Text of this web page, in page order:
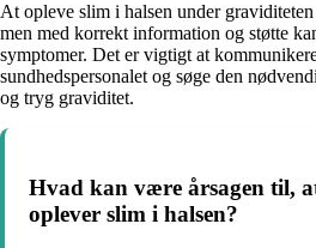
At opleve slim i halsen under
men med korrekt information og støtte
symptomer. Det er vigtigt at
sundhedspersonalet og søge den
og tryg graviditet.
Hvad kan være årsagen til,
oplever slim i halsen?